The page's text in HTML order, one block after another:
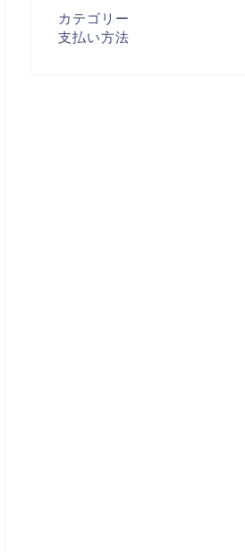
カテゴリー
支払い方法